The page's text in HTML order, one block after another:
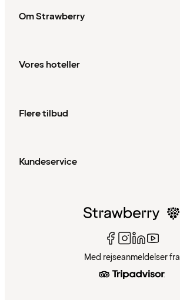
Om Strawberry
Vores hoteller
Flere tilbud
Kundeservice
Med rejseanmeldelser fra